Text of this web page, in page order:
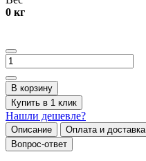
0 кг
В корзину
Купить в 1 клик
Нашли дешевле?
Описание Оплата и доставка
Вопрос-ответ